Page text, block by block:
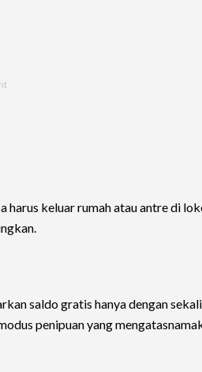
harus keluar rumah atau antre di
saldo gratis hanya dengan
penipuan yang